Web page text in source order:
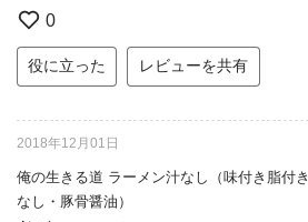
0
役に立った レビューを共有
2018年12月01日
俺の生きる道 ラーメン汁なし（味付き脂付
なし・豚骨醤油）